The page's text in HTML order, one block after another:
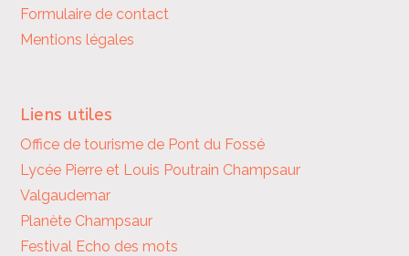
Formulaire de contact
Mentions légales
Liens utiles
Office de tourisme de Pont du Fossé
Lycée Pierre et Louis Poutrain Champsaur
Valgaudemar
Planète Champsaur
Festival Echo des mots